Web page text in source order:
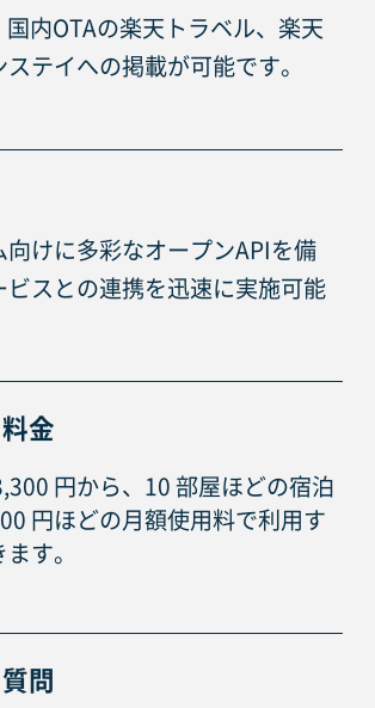
国内OTAの楽天トラベル、楽天
テイへの掲載が可能です。
向けに多彩なオープンAPIを備
ビスとの連携を迅速に実施可能
金
円から、10 部屋ほどの宿泊
円ほどの月額使用料で利用す
す。
問